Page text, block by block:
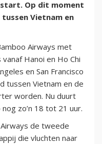
start. Op dit moment
Vietnam en
Airways met
Hanoi en Ho Chi
en San Francisco
tussen Vietnam en de
worden. Nu duurt
zo’n 18 tot 21 uur.
de tweede
die vluchten naar